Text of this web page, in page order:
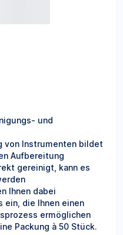
und
von Instrumenten bildet
Aufbereitung
gereinigt, kann es
Ihnen dabei
die Ihnen einen
ermöglichen
Packung à 50 Stück.